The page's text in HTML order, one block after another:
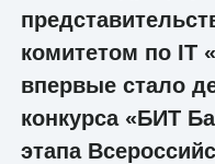
комитетом по IT
впервые стало
конкурса «БИТ
этапа